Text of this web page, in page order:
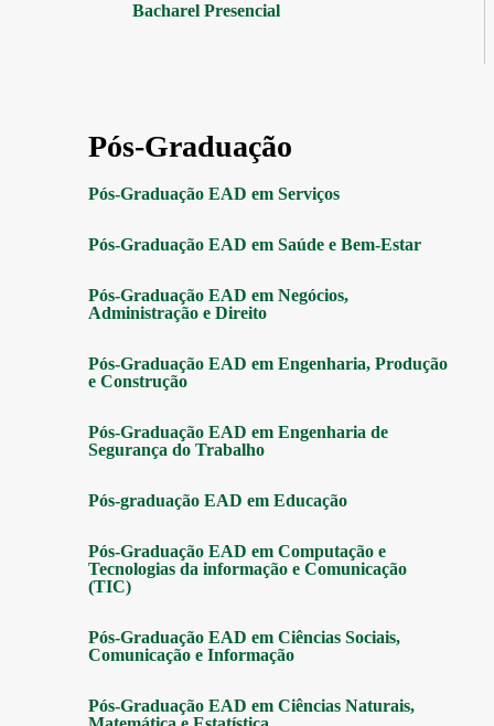
Bacharel Presencial
Pós-Graduação
Pós-Graduação EAD em Serviços
Pós-Graduação EAD em Saúde e Bem-Estar
Pós-Graduação EAD em Negócios,
Administração e Direito
Pós-Graduação EAD em Engenharia, Produção
e Construção
Pós-Graduação EAD em Engenharia de
Segurança do Trabalho
Pós-graduação EAD em Educação
Pós-Graduação EAD em Computação e
Tecnologias da informação e Comunicação
(TIC)
Pós-Graduação EAD em Ciências Sociais,
Comunicação e Informação
Pós-Graduação EAD em Ciências Naturais,